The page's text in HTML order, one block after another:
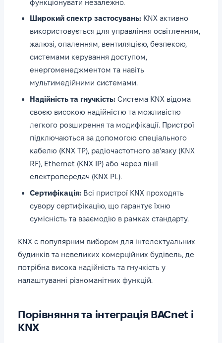
функціонувати незалежно.
Широкий спектр застосувань: KNX активно
використовується для управління освітленням,
жалюзі, опаленням, вентиляцією, безпекою,
системами керування доступом,
енергоменеджментом та навіть
мультимедійними системами.
Надійність та гнучкість: Система KNX відома
своєю високою надійністю та можливістю
легкого розширення та модифікації. Пристрої
підключаються за допомогою спеціального
кабелю (KNX TP), радіочастотного зв'язку (KNX
RF), Ethernet (KNX IP) або через лінії
електропередач (KNX PL).
Сертифікація: Всі пристрої KNX проходять
сувору сертифікацію, що гарантує їхню
сумісність та взаємодію в рамках стандарту.
KNX є популярним вибором для інтелектуальних
будинків та невеликих комерційних будівель, де
потрібна висока надійність та гнучкість у
налаштуванні різноманітних функцій.
Порівняння та інтеграція BACnet і
KNX